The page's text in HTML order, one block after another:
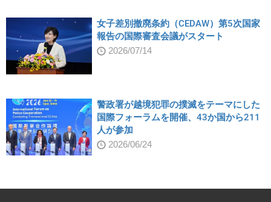
女子差別撤廃条約（CEDAW）第5次国家
報告の国際審査会議がスタート
2026/07/14
警政署が越境犯罪の撲滅をテーマにした
国際フォーラムを開催、43か国から211
人が参加
2026/06/24